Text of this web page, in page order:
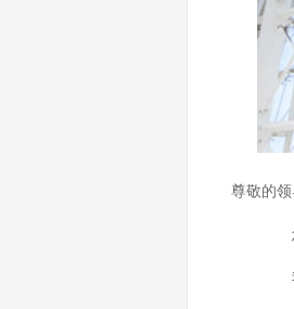
尊敬的领
您
我